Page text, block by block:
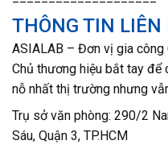
THÔNG TIN LIÊN
ASIALAB – Đơn vị gia công
Chủ thương hiệu bắt tay để
nỗ nhất thị trường nhưng
Trụ sở văn phòng: 290/2
Sáu, Quận 3, TP.HCM